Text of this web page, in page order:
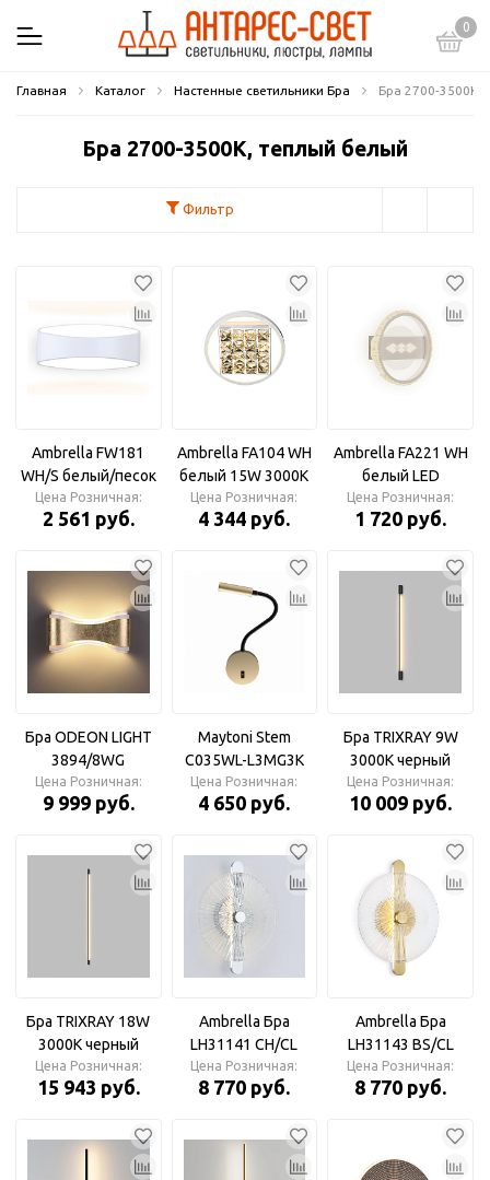
0
Главная Каталог Настенные светильники Бра Бра 2700-3500К,
Бра 2700-3500К, теплый белый
Фильтр
Ambrella FW181
WH/S белый/песок
LED 3000K 5W
175*90*80 Бра
Цена Розничная:
2 561 руб.
Ambrella FA104 WH
белый 15W 3000K
D230*70 (Без ПДУ)
Бра
Цена Розничная:
4 344 руб.
Ambrella FA221 WH
белый LED
6400K+3000K 24W
D200*40 Бра
Цена Розничная:
1 720 руб.
Бра ODEON LIGHT
3894/8WG
HIGHTECH FARFI 8W
золотистый
Цена Розничная:
9 999 руб.
Maytoni Stem
C035WL-L3MG3K
Бра
Цена Розничная:
4 650 руб.
Бра TRIXRAY 9W
3000К черный
Цена Розничная:
10 009 руб.
Бра TRIXRAY 18W
3000К черный
Цена Розничная:
15 943 руб.
Ambrella Бра
LH31141 СH/CL
хром/прозрачный
13W 3000K
Цена Розничная:
8 770 руб.
Ambrella Бра
LH31143 BS/CL
латунь/прозрачный
13W 3000K
Цена Розничная:
8 770 руб.